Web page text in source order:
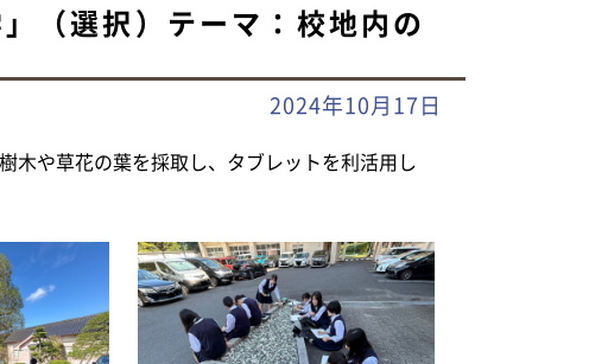
（選択）テーマ：校地内の
2024年10月17日
木や草花の葉を採取し、タブレットを利活用し